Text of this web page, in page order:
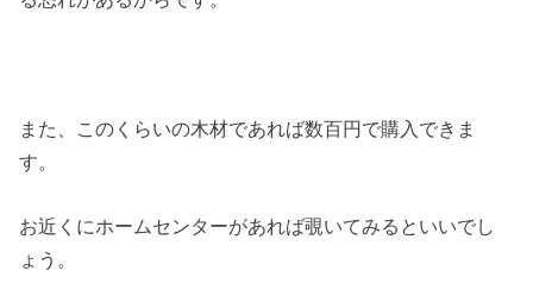
また、このくらいの木材であれば数百円で購入できま
す。
お近くにホームセンターがあれば覗いてみるといいでし
ょう。